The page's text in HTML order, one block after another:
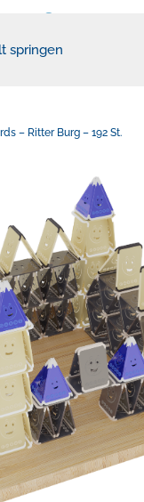
springen
– Ritter Burg – 192 St.